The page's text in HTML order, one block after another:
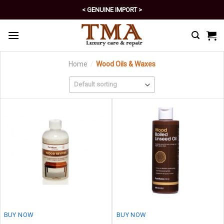
to
content
< GENUINE IMPORT >
< EXCELLENT POLICY >
Home / Wood Oils & Waxes
BUY NOW BUY NOW